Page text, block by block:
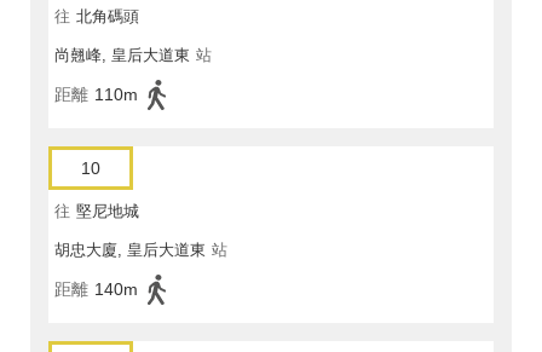
往 北角碼頭
尚翹峰, 皇后大道東 站
距離 110m
10
往 堅尼地城
胡忠大廈, 皇后大道東 站
距離 140m